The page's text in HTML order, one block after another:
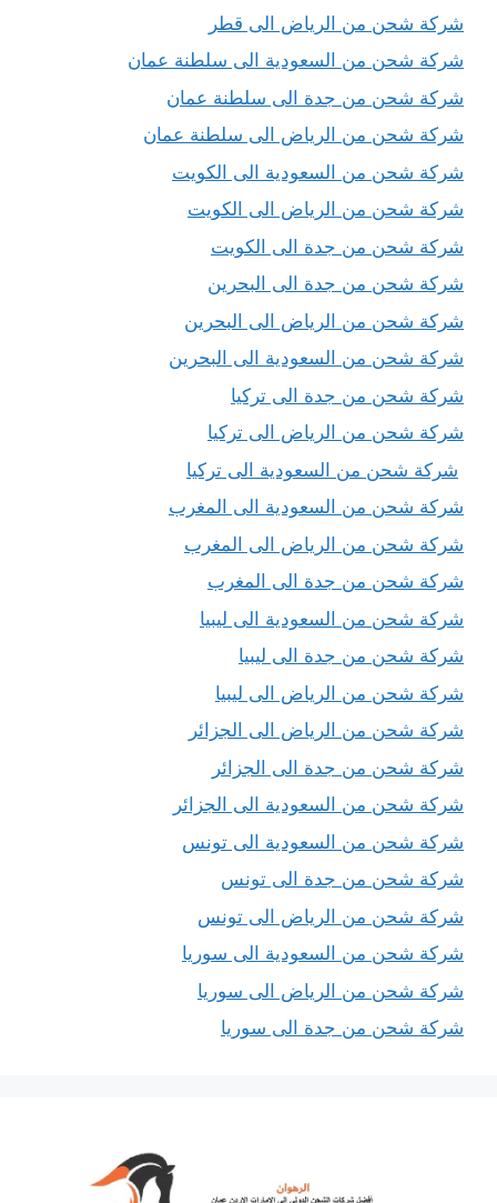
شركة شحن من الرياض الى قطر
شركة شحن من السعودية الى سلطنة عمان
شركة شحن من جدة الى سلطنة عمان
شركة شحن من الرياض الى سلطنة عمان
شركة شحن من السعودية الى الكويت
شركة شحن من الرياض الى الكويت
شركة شحن من جدة الى الكويت
شركة شحن من جدة الى البحرين
شركة شحن من الرياض الى البحرين
شركة شحن من السعودية الى البحرين
شركة شحن من جدة الى تركيا
شركة شحن من الرياض الى تركيا
شركة شحن من السعودية الى تركيا
شركة شحن من السعودية الى المغرب
شركة شحن من الرياض الى المغرب
شركة شحن من جدة الى المغرب
شركة شحن من السعودية الى ليبيا
شركة شحن من جدة الى ليبيا
شركة شحن من الرياض الى ليبيا
شركة شحن من الرياض الى الجزائر
شركة شحن من جدة الى الجزائر
شركة شحن من السعودية الى الجزائر
شركة شحن من السعودية الى تونس
شركة شحن من جدة الى تونس
شركة شحن من الرياض الى تونس
شركة شحن من السعودية الى سوريا
شركة شحن من الرياض الى سوريا
شركة شحن من جدة الى سوريا